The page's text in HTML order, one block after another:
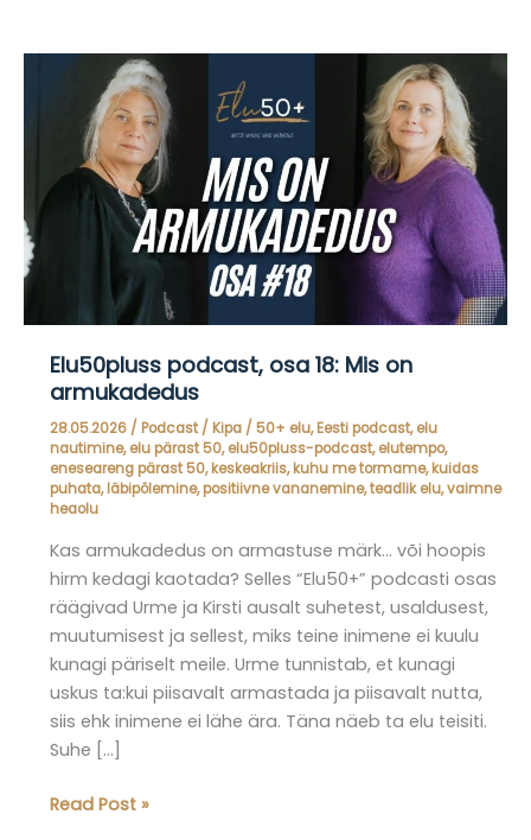
Elu50pluss podcast, osa 18: Mis on
armukadedus
28.05.2026 / Podcast/ Kipa / 50+ elu,Eesti podcast,elu
nautimine,elu pärast 50,elu50pluss-podcast,elutempo,
eneseareng pärast 50,keskeakriis,kuhu me tormame,kuidas
puhata,läbipõlemine,positiivne vananemine,teadlik elu,vaimne
heaolu
Kas armukadedus on armastuse märk… või hoopis
hirm kedagi kaotada? Selles “Elu50+” podcasti osas
räägivad Urme ja Kirsti ausalt suhetest, usaldusest,
muutumisest ja sellest, miks teine inimene ei kuulu
kunagi päriselt meile. Urme tunnistab, et kunagi
uskus ta:kui piisavalt armastada ja piisavalt nutta,
siis ehk inimene ei lähe ära. Täna näeb ta elu teisiti.
Suhe […]
Elu50pluss
Read Post »